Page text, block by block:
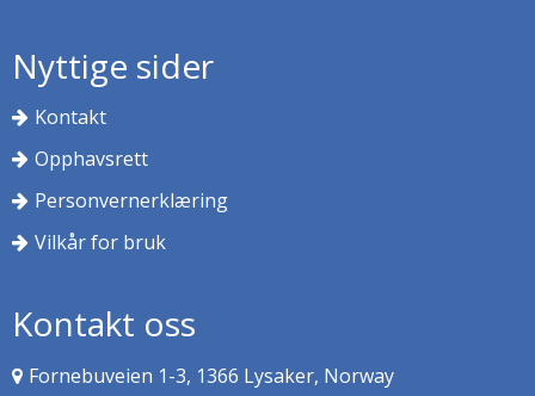
Nyttige sider
Kontakt
Opphavsrett
Personvernerklæring
Vilkår for bruk
Kontakt oss
Fornebuveien 1-3, 1366 Lysaker, Norway